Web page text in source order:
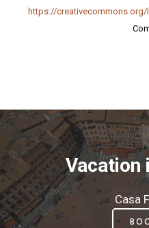
https://
Vacation
Casa